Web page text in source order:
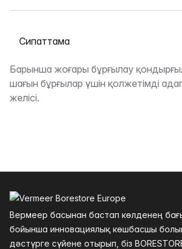
Қойындыны таңдау
Сипаттама
Барынша жоғары бұрғылау
шағын бұрғылар үшін қолжетімді
желісі.
Вермеер басынан бастап көлденең
бойынша инновациялық көшбасшы
дәстүрге сүйене отырып, біз